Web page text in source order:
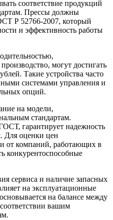
соответствие продукций
Прессы должны
Р 52766-2007, который
и эффективность работы
могут достигать
Такие устройства часто
системами управления и
опций.
на модели,
стандартам.
гарантирует надежность
Для оценки цен
от компаний, работающих в
конкурентоспособные
сервиса и наличие запасных
на эксплуатационные
на балансе между
вашим